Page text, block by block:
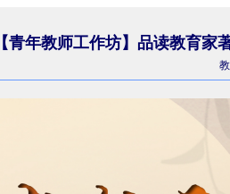
【青年教师工作坊】品读教育